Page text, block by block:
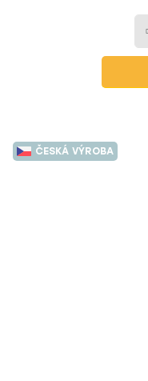
ČESKÁ VÝROBA